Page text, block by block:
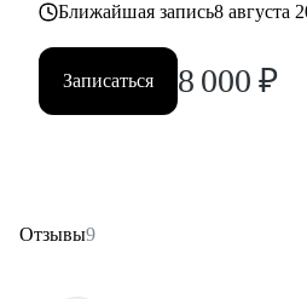
Ближайшая запись8 августа
Записаться 8 000 ₽
Отзывы9